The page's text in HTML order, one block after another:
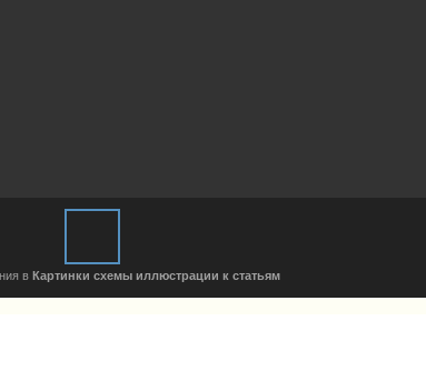
вКартинки схемы иллюстрации к статьям